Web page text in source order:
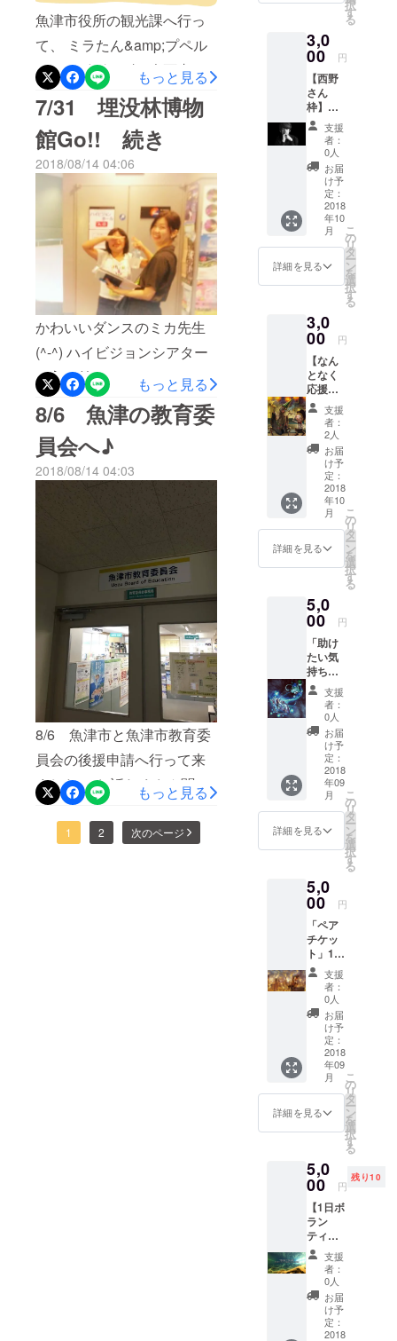
魚津市役所の観光課へ行っ
て、 ミラたん&amp;プペル
のコラボグッズの企画書を
出しに行ったとき ミラたん
のかわいい画像をたくさん
送って下さりありがとうご
ざいます(^-^)
もっと見る
7/31 埋没林博物
館Go!! 続き
2018/08/14 04:06
かわいいダンスのミカ先生
(^-^) ハイビジョンシアター
の入口前！!
もっと見る
8/6 魚津の教育委
員会へ♪
2018/08/14 04:03
8/6 魚津市と魚津市教育委
員会の後援申請へ行って来
ましたー お話たくさん聞い
てくれて広報の仕方などた
くさんアドバイス頂きまし
もっと見る
1 2 次のページ
●映像 ●
●読み聞
かせ ●
支援金
の集ま
る金額
によっ
て→ヒ
カル絵
本見れ
ます!!
園児以
下無料
です。
【プペ
ルマル
シェ】
●近隣の
いマル
シェ ●
プペル
展に関
する展
示や販
売 ●ス
ナック
キャン
ディー
もど
き？(な
んか子
供たち
が喜び
そうな
もの考
を心よ
りお待
ちして
おりま
す。
択
す
る
3,0
00 円
【西野
さん
枠】お
気持ち
でポ
チッと
ご支援
くださ
(^▽^)/
●3日間
の「プ
ペル
展」の
様子が
わかる
付‼
ご覧に
なって
お楽し
みくだ
さい ご
支援・
お越し
いただ
けるの
お待ち
してお
ります
(^-^)♪
支援
者：
0人
お届
け予
定：
2018
年10
月
詳細を見る
こ
の
リ
タ
ー
ン
を
選
択
す
る
3,0
00 円
【なん
となく
応援
枠】 な
んとな
く・
けっこ
う楽し
んでご
支援い
ただけ
る方 よ
ろしく
お願い
しま
す。 ●3
「プペ
ル展」
の様子
がわか
る特製
ＤＶＤ
付 ●ご
支援し
て頂い
た方々
に感謝
の気持
ちを込
て．．
． 匿名
希望で
ジョン
シア
ターで
の上映
の最後
のスク
ロール
にて お
名前を
載せさ
せてい
ただき
たいと
思って
いま
す。
メール
しま
す。 よ
ろしく
お願い
しま
す。
支援
者：
2人
お届
け予
定：
2018
年10
月
詳細を見る
こ
の
リ
タ
ー
ン
を
選
択
す
る
5,0
00 円
「助け
たい気
持ち～
中」1日
チケッ
ト 【魚
津｢プペ
ル展」
特製缶
バッ
チ】
【ハイ
ビジョ
ンシア
ター】
17：00
18：30
～ 2回
講演 ●
映像 ●
人形劇
●読み聞
かせ ●
支援金
の集ま
る金額
によっ
て→ヒ
カル絵
本見れ
ます!!
園児以
下無料
シェ】
●近隣の
作家さ
んたち
の楽し
いマル
シェ ●
プペル
展に関
する展
示や販
売 ●ス
支援
者：
0人
お届
け予
定：
2018
年09
月
詳細を見る
こ
の
リ
タ
ー
ン
を
選
択
す
る
5,0
00 円
「ペア
チケッ
ト」1日
チケッ
ト×2名
様分 園
児以下
無料
【ハイ
ビジョ
ンシア
ター】
17：00
～
18：30
～ 2回
映像 ●
人形劇
●読み聞
かせ ●
支援金
の集ま
る金額
によっ
て→ヒ
カル絵
本見れ
ます!!
【プペ
支援
者：
0人
お届
け予
定：
2018
年09
月
詳細を見る
こ
の
リ
タ
ー
ン
を
選
択
す
る
5,0
00 円
残り10
【1日ボ
ラン
ティア
スタッ
フ券】
●ランチ
付 1日
ボラン
ティア
とし
支援
者：
0人
お届
け予
定：
2018